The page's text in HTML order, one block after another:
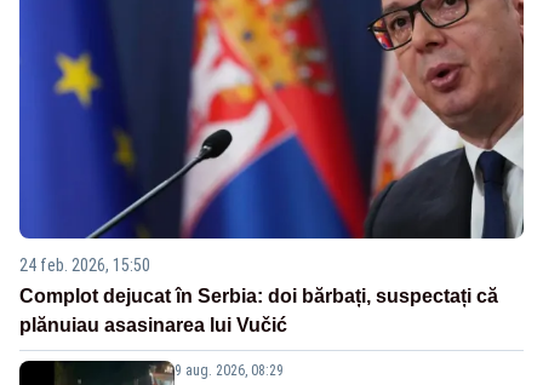
24 feb. 2026, 15:50
Complot dejucat în Serbia: doi bărbați, suspectați că
plănuiau asasinarea lui Vučić
9 aug. 2026, 08:29